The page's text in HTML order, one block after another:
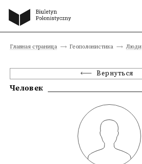
Главная страница Геополонистика Люди
Вернуться
Человек